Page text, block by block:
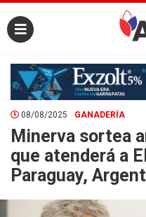
08/08/2025 GANADERÍA
Minerva sortea
que atenderá a
Paraguay,